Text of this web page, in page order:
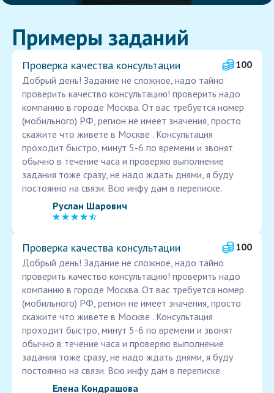
Примеры заданий
Проверка качества консультации
100
Добрый день! Задание не сложное, надо тайно
проверить качество консультацию! проверить надо
компанию в городе Москва. От вас требуется номер
(мобильного) РФ, регион не имеет значения, просто
скажите что живете в Москве . Консультация
проходит быстро, минут 5-6 по времени и звонят
обычно в течение часа и проверяю выполнение
задания тоже сразу, не надо ждать днями, я буду
постоянно на связи. Всю инфу дам в переписке.
Руслан Шарович
Проверка качества консультации
100
Добрый день! Задание не сложное, надо тайно
проверить качество консультацию! проверить надо
компанию в городе Москва. От вас требуется номер
(мобильного) РФ, регион не имеет значения, просто
скажите что живете в Москве . Консультация
проходит быстро, минут 5-6 по времени и звонят
обычно в течение часа и проверяю выполнение
задания тоже сразу, не надо ждать днями, я буду
постоянно на связи. Всю инфу дам в переписке.
Елена Кондрашова